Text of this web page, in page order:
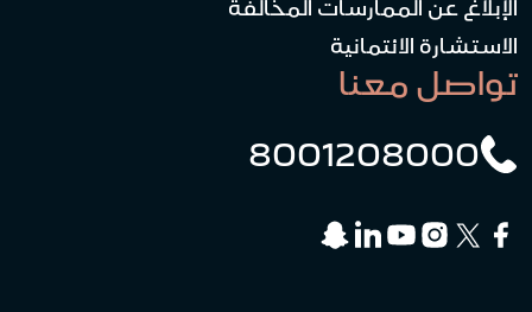
الإبلاغ عن الممارسات المخالفة
الاستشارة الائتمانية
تواصل معنا
8001208000